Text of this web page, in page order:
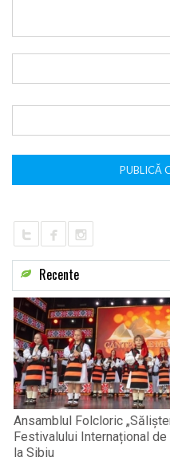
Recente
Ansamblul Folcloric
Festivalului Internațional
la Sibiu